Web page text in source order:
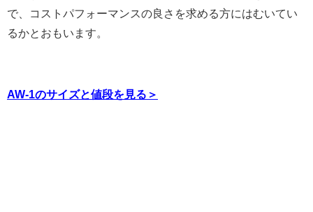
で、コストパフォーマンスの良さを求める方にはむいてい
るかとおもいます。
AW-1のサイズと値段を見る＞